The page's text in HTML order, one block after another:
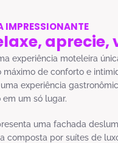
IMPRESSIONANTE
aprecie,
experiência moteleira
máximo de conforto e
experiência
um só lugar.
uma fachada
composta por suítes de